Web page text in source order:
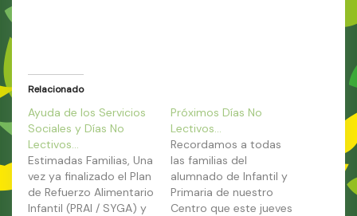
Relacionado
Ayuda de los Servicios
Sociales y Días No
Lectivos…
Estimadas Familias, Una
vez ya finalizado el Plan
de Refuerzo Alimentario
Infantil (PRAI / SYGA) y
Próximos Días No
Lectivos…
Recordamos a todas
las familias del
alumnado de Infantil y
Primaria de nuestro
Centro que este jueves